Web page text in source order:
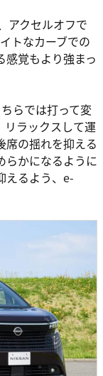
アクセルオフで
トなカーブでの
感覚もより強まっ
らでは打って変
リラックスして運
席の揺れを抑える
らかになるように
えるよう、e-